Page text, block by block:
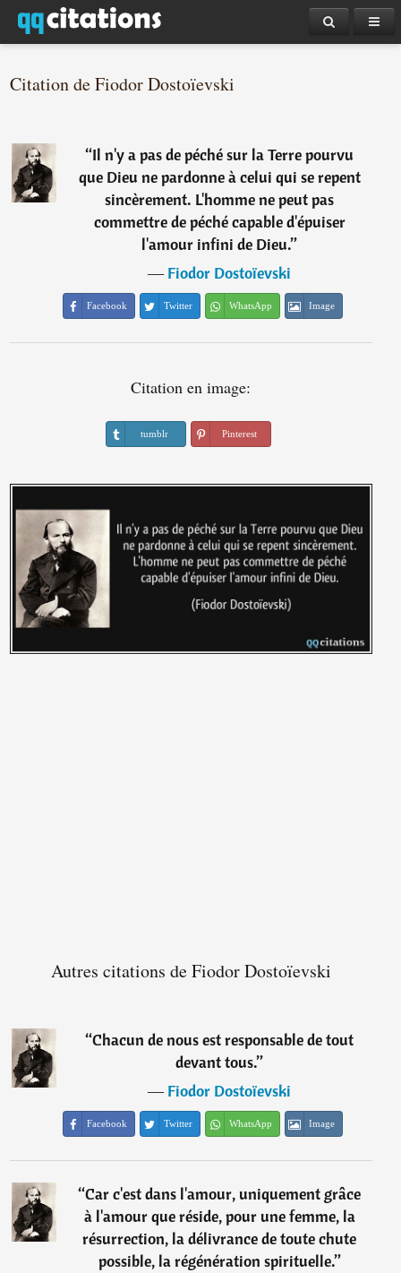
Citation de Fiodor Dostoïevski
“Il n'y a pas de péché sur la Terre pourvu
que Dieu ne pardonne à celui qui se repent
sincèrement. L'homme ne peut pas
commettre de péché capable d'épuiser
l'amour infini de Dieu.”
―Fiodor Dostoïevski
Facebook Twitter WhatsApp Image
Citation en image:
tumblr Pinterest
Autres citations de Fiodor Dostoïevski
“Chacun de nous est responsable de tout
devant tous.”
―Fiodor Dostoïevski
Facebook Twitter WhatsApp Image
“Car c'est dans l'amour, uniquement grâce
à l'amour que réside, pour une femme, la
résurrection, la délivrance de toute chute
possible, la régénération spirituelle.”